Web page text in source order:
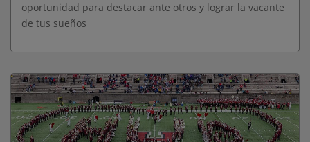
oportunidad para destacar ante otros y lograr la vacante
de tus sueños